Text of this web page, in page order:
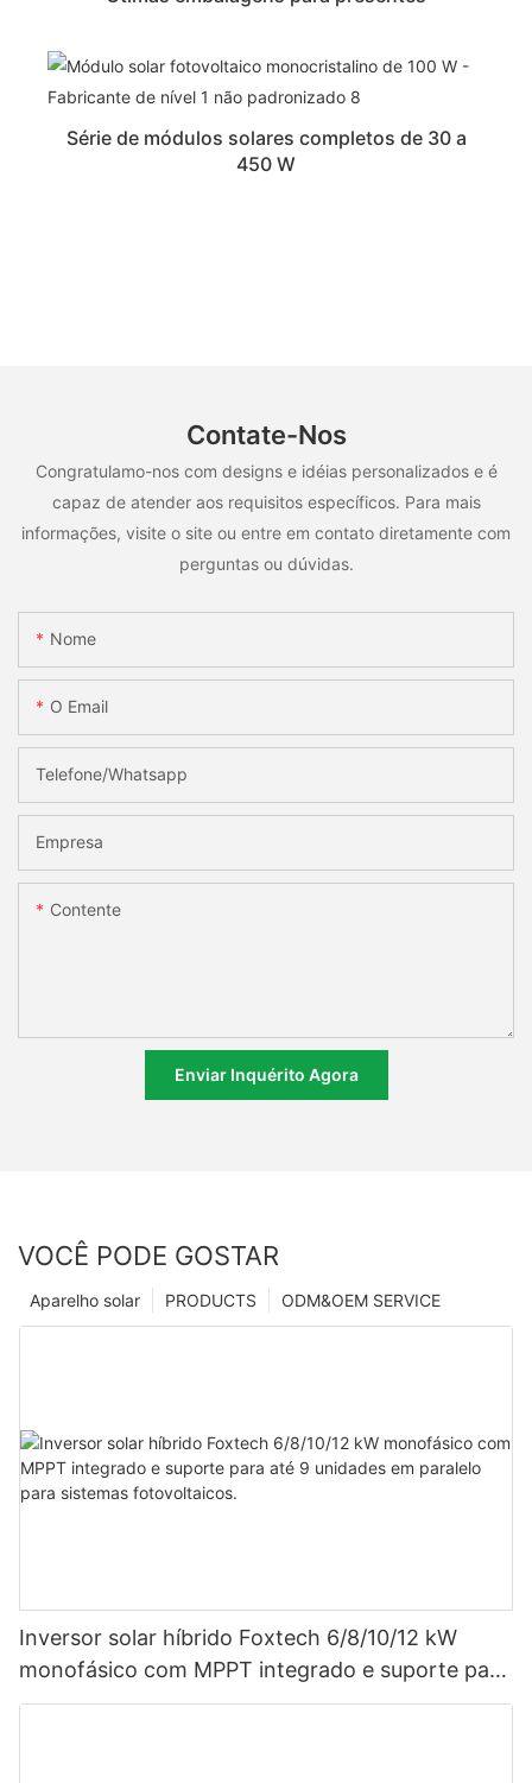
Série de módulos solares completos de 30 a
450 W
Contate-Nos
Congratulamo-nos com designs e idéias personalizados e é
capaz de atender aos requisitos específicos. Para mais
informações, visite o site ou entre em contato diretamente com
perguntas ou dúvidas.
Nome
O Email
Telefone/whatsapp
Empresa
Contente
Enviar Inquérito Agora
VOCÊ PODE GOSTAR
ODM&OEM SERVICE
PRODUCTS
Aparelho solar
Inversor solar híbrido Foxtech 6/8/10/12 kW
monofásico com MPPT integrado e suporte para
até 9 unidades em paralelo para sistemas